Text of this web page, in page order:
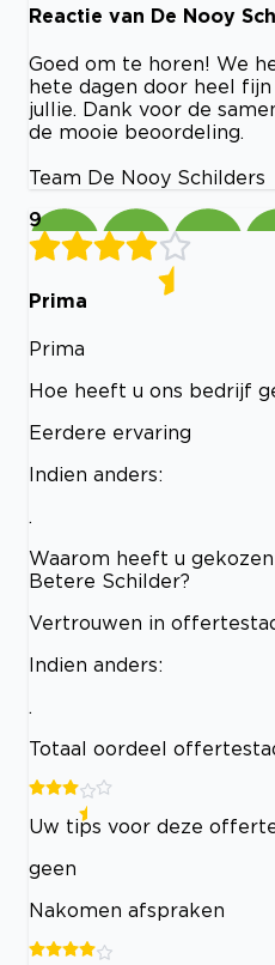
Reactie van De Nooy
Goed om te horen! We
hete dagen door heel
jullie. Dank voor de
de mooie beoordeling.
Team De Nooy Schilders
9
Prima
Prima
Hoe heeft u ons bedrijf
Eerdere ervaring
Indien anders:
.
Waarom heeft u
Betere Schilder?
Vertrouwen in
Indien anders:
.
Totaal oordeel
Uw tips voor deze
geen
Nakomen afspraken